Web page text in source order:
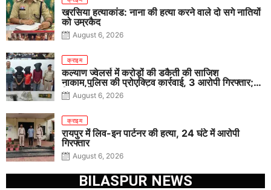
खरसिया हत्याकांड: नाना की हत्या करने वाले दो सगे नातियों
को उम्रकैद
August 6, 2026
क्राइम
कल्याण ज्वेलर्स में करोड़ों की डकैती की साजिश
नाकाम,पुलिस की प्रोएक्टिव कार्रवाई, 3 आरोपी गिरफ्तार;
पिस्टल, कारतूस, चाकू और मोबाइल बरामद
August 6, 2026
क्राइम
रायपुर में लिव-इन पार्टनर की हत्या, 24 घंटे में आरोपी
गिरफ्तार
August 6, 2026
BILASPUR NEWS